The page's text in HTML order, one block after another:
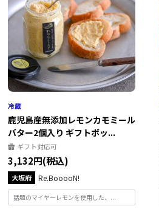
鹿児島産無添加レモンカモミール
バター2個入り ギフトボッ...
ギフト対応可
3,132円(税込)
大坂府 Re.BooooN!
話題のマイヤーレモンを使用した、...